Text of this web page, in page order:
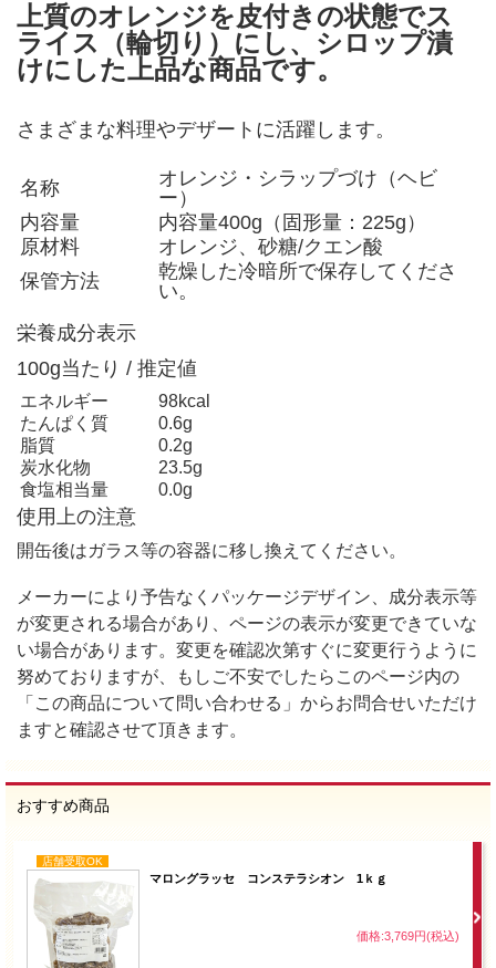
上質のオレンジを皮付きの状態でス
ライス（輪切り）にし、シロップ漬
けにした上品な商品です。
さまざまな料理やデザートに活躍します。
名称
オレンジ・シラップづけ（ヘビ
ー）
内容量
内容量400g（固形量：225g）
原材料
オレンジ、砂糖/クエン酸
保管方法
乾燥した冷暗所で保存してくださ
い。
栄養成分表示
100g当たり / 推定値
エネルギー
98kcal
たんぱく質
0.6g
脂質
0.2g
炭水化物
23.5g
食塩相当量
0.0g
使用上の注意
開缶後はガラス等の容器に移し換えてください。
メーカーにより予告なくパッケージデザイン、成分表示等
が変更される場合があり、ページの表示が変更できていな
い場合があります。変更を確認次第すぐに変更行うように
努めておりますが、もしご不安でしたらこのページ内の
「この商品について問い合わせる」からお問合せいただけ
ますと確認させて頂きます。
おすすめ商品
店舗受取OK
マロングラッセ コンステラシオン 1ｋｇ
価格:3,769円(税込)